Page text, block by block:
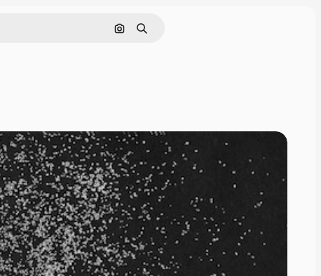
画像で検索
検索